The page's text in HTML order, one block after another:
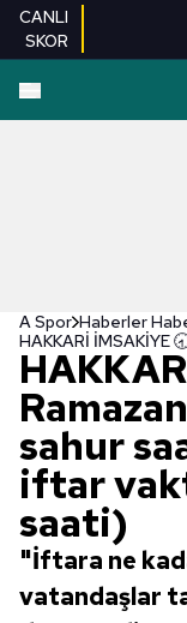
CANLI
SKOR
A Spor Haberler
sahur
iftar
saati)
"İftara ne
vatandaşlar